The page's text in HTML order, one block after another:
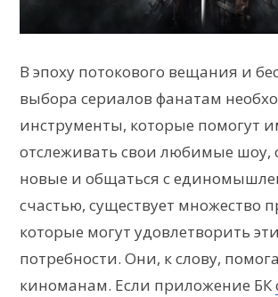
В эпоху потокового вещания и
выбора сериалов фанатам
инструменты, которые помогут
отслеживать свои любимые шоу,
новые и общаться с
счастью, существует множество
которые могут удовлетворить эти
потребности. Они, к слову,
киноманам. Если приложение БК